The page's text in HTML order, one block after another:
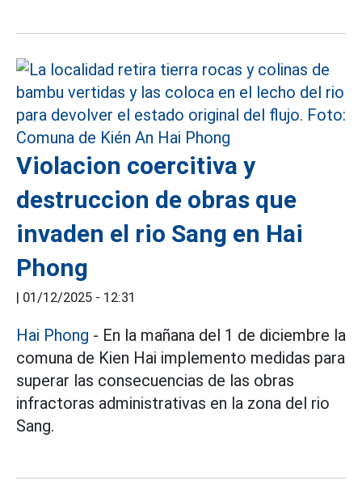
Violacion coercitiva y
destruccion de obras que
invaden el rio Sang en Hai
Phong
01/12/2025 - 12:31
Hai Phong - En la mañana del 1 de diciembre la
comuna de Kien Hai implemento medidas para
superar las consecuencias de las obras
infractoras administrativas en la zona del rio
Sang.